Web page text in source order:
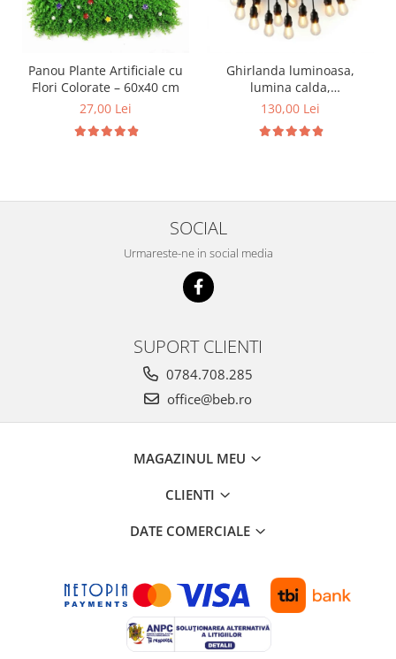
Panou Plante Artificiale cu
Flori Colorate – 60x40 cm
27,00 Lei
Ghirlanda luminoasa,
lumina calda,
interconectabila
130,00 Lei
SOCIAL
Urmareste-ne in social media
SUPORT CLIENTI
0784.708.285
office@beb.ro
MAGAZINUL MEU
CLIENTI
DATE COMERCIALE